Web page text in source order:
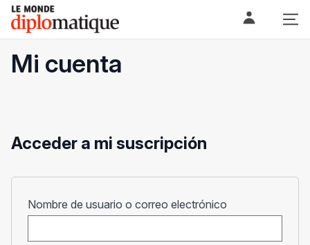
Skip
content
Le monde diplomatique
Mi cuenta
Acceder a mi suscripción
Nombre de usuario o correo electrónico